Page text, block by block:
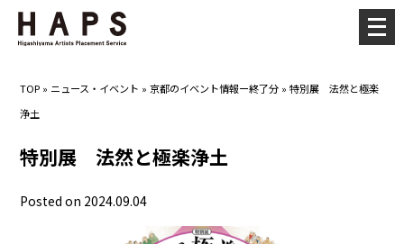
TOP » ニュース・イベント »京都のイベント情報ー終了分 »特別展 法然と極楽
浄土
特別展 法然と極楽浄土
Posted on 2024.09.04
メ
ニ
ー